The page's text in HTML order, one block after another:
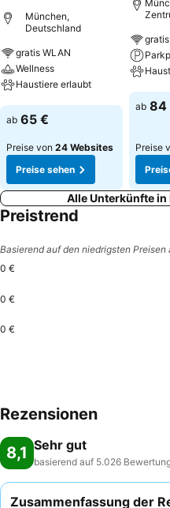
München,
Deutschland
gratis WLAN
Wellness
Haustiere erlaubt
Preise sehen
ab 65 €
Preise von 24 Websites
Preise sehen
Preise
ab 84
Preise
Alle Unterkünfte
Preistrend
Basierend auf den niedrigsten
0 €
0 €
0 €
Rezensionen
8,1 Sehr gut
basierend auf 5.026
Zusammenfassung der